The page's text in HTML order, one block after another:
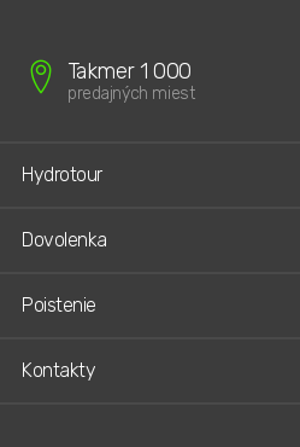
Takmer 1 000
predajných miest
Hydrotour
Dovolenka
Poistenie
Kontakty